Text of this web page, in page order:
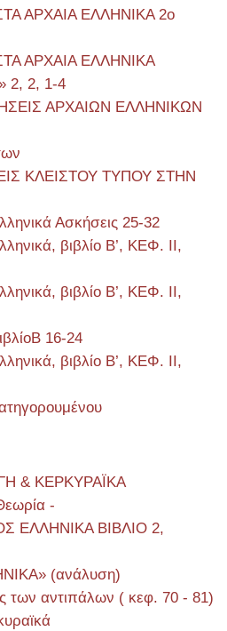
ΑΡΧΑΙΑ ΕΛΛΗΝΙΚΑ 2o
ΑΡΧΑΙΑ ΕΛΛΗΝΙΚΑ
2, 2, 1-4
ΑΡΧΑΙΩΝ ΕΛΛΗΝΙΚΩΝ
ΚΛΕΙΣΤΟΥ ΤΥΠΟΥ ΣΤΗΝ
Ασκήσεις 25-32
βιβλίο Β’, ΚΕΦ. II,
βιβλίο Β’, ΚΕΦ. II,
16-24
βιβλίο Β’, ΚΕΦ. II,
& ΚΕΡΚΥΡΑΪΚΑ
-
ΕΛΛΗΝΙΚΑ ΒΙΒΛΙΟ 2,
(ανάλυση)
των αντιπάλων ( κεφ. 70 - 81)